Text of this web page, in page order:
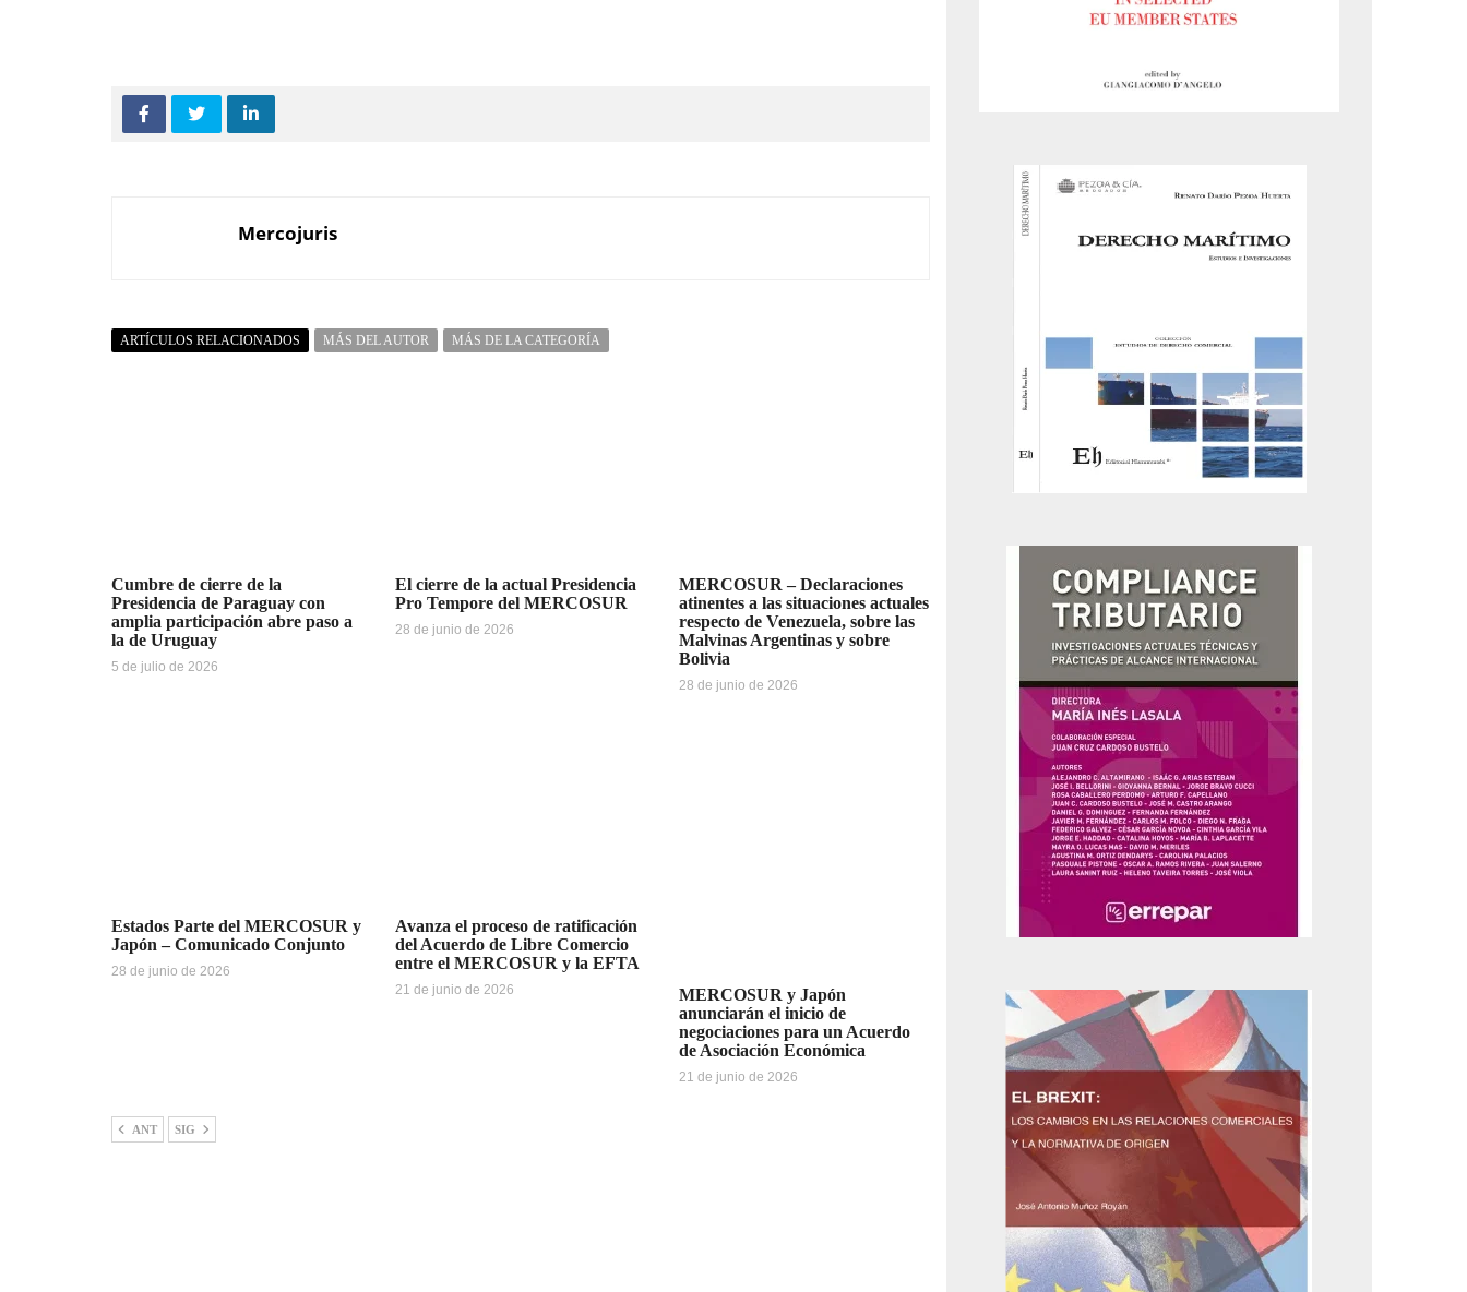
Mercojuris
ARTÍCULOS RELACIONADOS MÁS DEL AUTOR MÁS DE LA CATEGORÍA
Cumbre de cierre de la
Presidencia de Paraguay con
amplia participación abre paso a
la de Uruguay
5 de julio de 2026
El cierre de la actual Presidencia
Pro Tempore del MERCOSUR
28 de junio de 2026
MERCOSUR – Declaraciones
atinentes a las situaciones actuales
respecto de Venezuela, sobre las
Malvinas Argentinas y sobre
Bolivia
28 de junio de 2026
Estados Parte del MERCOSUR y
Japón – Comunicado Conjunto
28 de junio de 2026
Avanza el proceso de ratificación
del Acuerdo de Libre Comercio
entre el MERCOSUR y la EFTA
21 de junio de 2026
MERCOSUR y Japón
anunciarán el inicio de
negociaciones para un Acuerdo
de Asociación Económica
21 de junio de 2026
ANT SIG